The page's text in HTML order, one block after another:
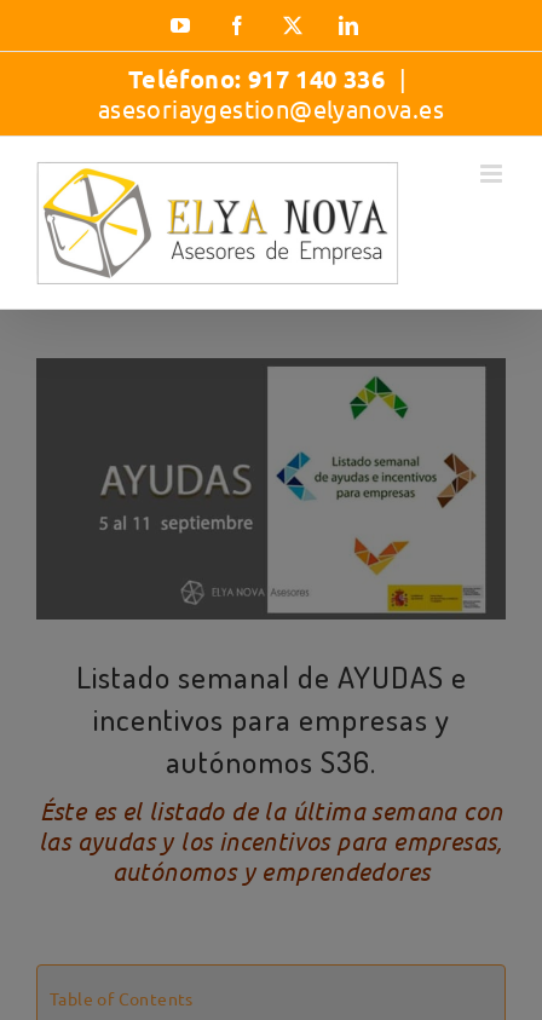
contenido
YouTubeFacebook LinkedIn
Teléfono: 917 140 336 |
asesoriaygestion@elyanova.es
grande
Listado semanal de AYUDAS e
incentivos para empresas y
autónomos S36.
Éste es el listado de la última semana con
las ayudas y los incentivos para empresas,
autónomos y emprendedores
Table of Contents